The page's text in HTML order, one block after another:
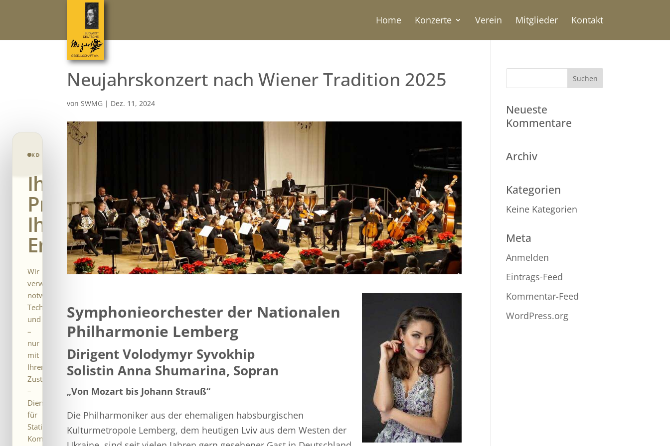
Home Konzerte Verein Mitglieder Kontakt
Neujahrskonzert nach Wiener Tradition 2025
vonSWMG | Dez. 11, 2024
Symphonieorchester der Nationalen
Philharmonie Lemberg
Dirigent Volodymyr Syvokhip
Solistin Anna Shumarina, Sopran
„Von Mozart bis Johann Strauß“
Die Philharmoniker aus der ehemaligen habsburgischen
Kulturmetropole Lemberg, dem heutigen Lviv aus dem Westen der
Neueste
Kommentare
Archiv
Kategorien
Keine Kategorien
Meta
Anmelden
Eintrags-Feed
Kommentar-Feed
WordPress.org
KD CONSENT · PRIVACY CONTROL
Ihre
Privatsphäre.
Ihre
Entscheidung.
Wir
verwenden
notwendige
Technologien
und
–
nur
mit
Ihrer
Zustimmung
–
Dienste
für
Statistik,
Komfort